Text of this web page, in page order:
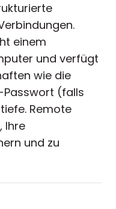
einem
und verfügt
wie die
Passwort (falls
Remote
Ihre
und zu